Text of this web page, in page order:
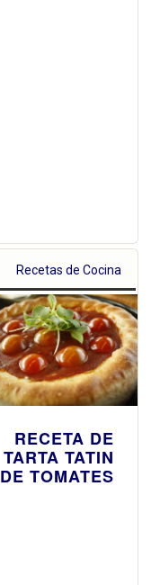
Recetas de Cocina
RECETA DE
TARTA TATIN
DE TOMATES